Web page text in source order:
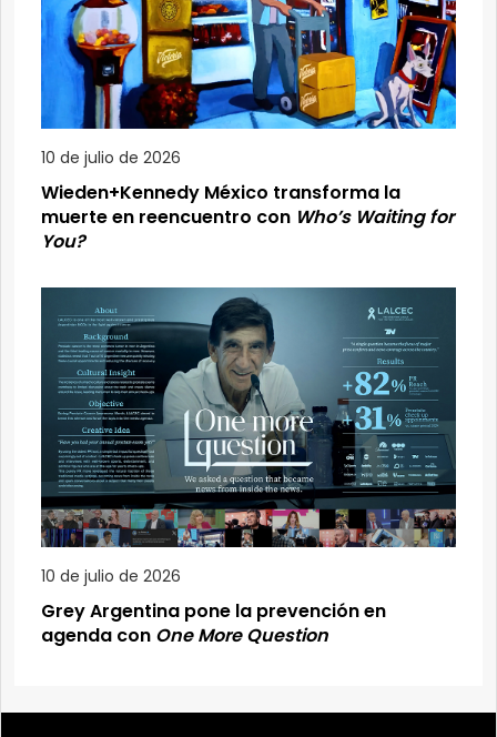
10 de julio de 2026
Wieden+Kennedy México transforma la
muerte en reencuentro con Who’s Waiting for
You?
10 de julio de 2026
Grey Argentina pone la prevención en
agenda con One More Question